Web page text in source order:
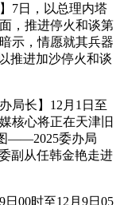
7日，以总理内塔
，推进停火和谈第
示，情愿就其兵器
推进加沙停火和谈
局长】12月1日至
核心将正在天津旧
——2025委办局
副从任韩金艳走进
00时至12月9日05